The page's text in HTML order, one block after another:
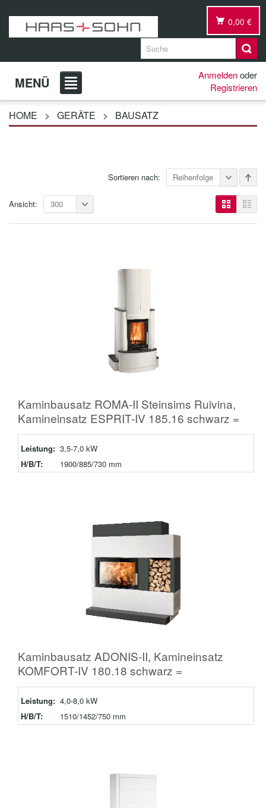
0,00 €
MENÜ Anmeldenoder
Registrieren
HOME > GERÄTE > BAUSATZ
Sortieren nach: Reihenfolge
Ansicht: 300
Kaminbausatz ROMA-II Steinsims Ruivina,
Kamineinsatz ESPRIT-IV 185.16 schwarz =
Leistung: 3,5-7,0 kW
H/B/T:
1900/885/730 mm
Kaminbausatz ADONIS-II, Kamineinsatz
KOMFORT-IV 180.18 schwarz =
Leistung: 4,0-8,0 kW
H/B/T:
1510/1452/750 mm